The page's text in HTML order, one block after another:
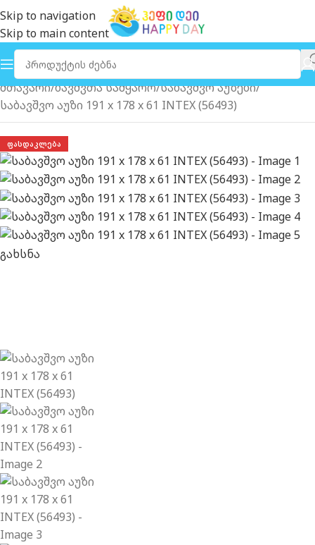
Skip to navigation
Skip to main content
მთავარი ბავშვთა სამყარო საბავშვო აუზები
საბავშვო აუზი 191 x 178 x 61 INTEX (56493)
ᲤᲐᲡᲓᲐᲙᲚᲔᲑᲐ
გახსნა